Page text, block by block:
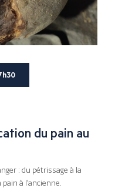
du pain au
: du pétrissage à la
à l’ancienne.